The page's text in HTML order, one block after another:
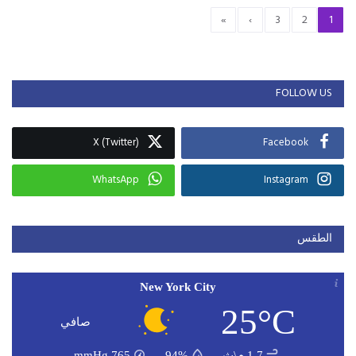
1
2
3
›
»
FOLLOW US
Facebook
X (Twitter)
Instagram
WhatsApp
الطقس
New York City
25°C صافي